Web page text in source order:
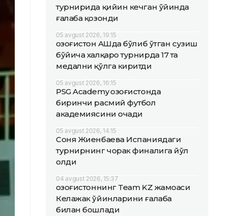
турнирида қийин кечган ўйинда
ғалаба қозонди
05 avgust 2026, 19:15
Қозоғистон АҚШда бўлиб ўтган сузиш
бўйича халқаро турнирда 17 та
медални қўлга киритди
05 avgust 2026, 16:15
PSG Academy Қозоғистонда
биринчи расмий футбол
академиясини очади
05 avgust 2026, 14:15
Соня Жиенбаева Испаниядаги
турнирнинг чорак финалига йўл
олди
04 avgust 2026, 15:37
Қозоғистоннинг Team KZ жамоаси
Келажак ўйинларини ғалаба
билан бошлади